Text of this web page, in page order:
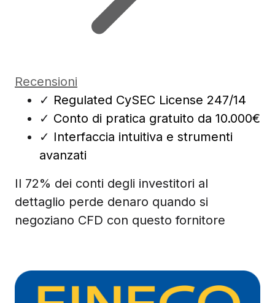
Recensioni
✓ Regulated CySEC License 247/14
✓ Conto di pratica gratuito da 10.000€
✓ Interfaccia intuitiva e strumenti
avanzati
Il 72% dei conti degli investitori al
dettaglio perde denaro quando si
negoziano CFD con questo fornitore